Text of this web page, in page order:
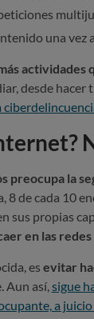
una vez
actividades
desde hacer
preocupa la
8 de cada 10
sus propias
en las
es evitar
Aun así, sigue
a